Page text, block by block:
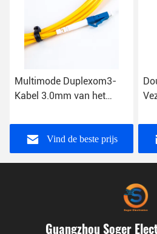
Multimode Duplexom3-
Kabel 3.0mm van het
van Sc LC
Vind de beste prijs
Guangzhou Soger